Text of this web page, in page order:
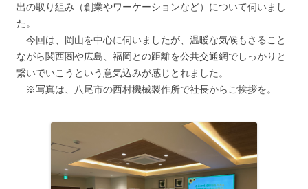
出の取り組み（創業やワーケーションなど）について伺いまし
た。
今回は、岡山を中心に伺いましたが、温暖な気候もさること
ながら関西圏や広島、福岡との距離を公共交通網でしっかりと
繋いでいこうという意気込みが感じとれました。
※写真は、八尾市の西村機械製作所で社長からご挨拶を。